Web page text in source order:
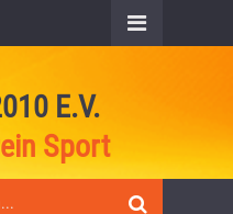
E.V.
Sport